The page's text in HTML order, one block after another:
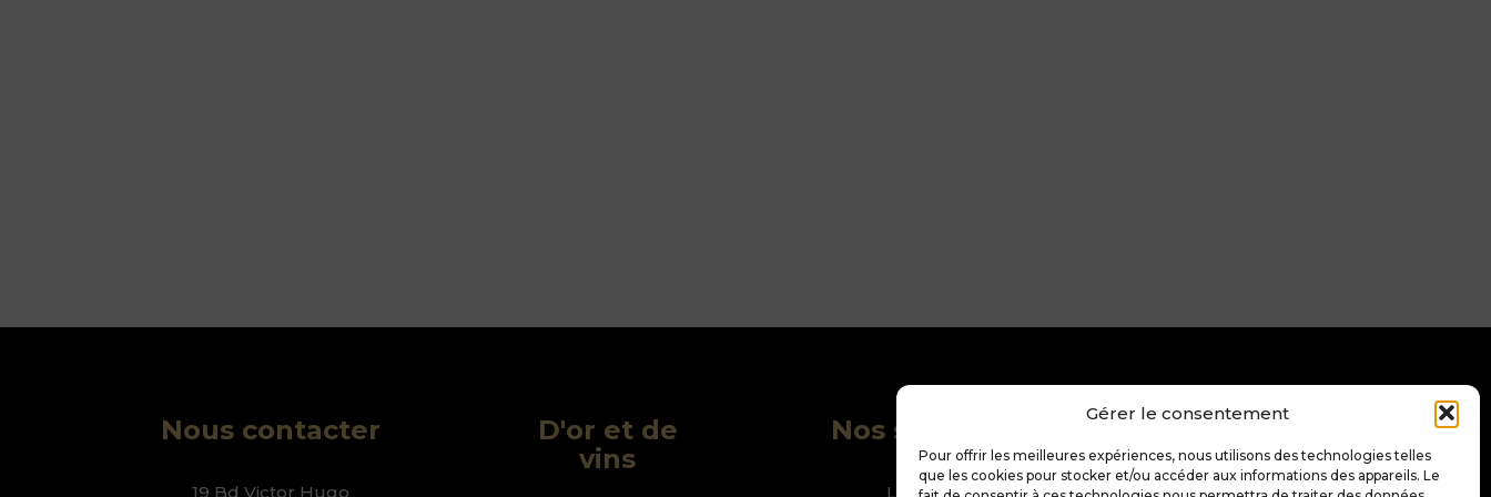
Gérer le consentement
Pour offrir les meilleures expériences, nous utilisons des technologies telles
que les cookies pour stocker et/ou accéder aux informations des appareils. Le
Nous contacter
19 Bd Victor Hugo
D'or et de
vins
Nos services
Le blog
Trouver sa
pépite